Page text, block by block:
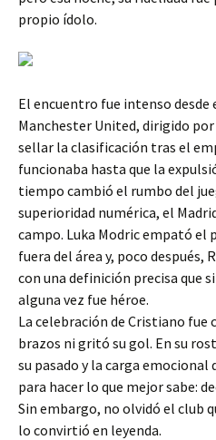
propio ídolo.
El encuentro fue intenso
Manchester United, dirigido por
sellar la clasificación tras el
funcionaba hasta que la
tiempo cambió el rumbo del
superioridad numérica, el
campo. Luka Modric empató el
fuera del área y, poco
con una definición precisa que
alguna vez fue héroe.
La celebración de Cristiano fue
brazos ni gritó su gol. En su
su pasado y la carga
para hacer lo que mejor sabe:
Sin embargo, no olvidó el club
lo convirtió en leyenda.